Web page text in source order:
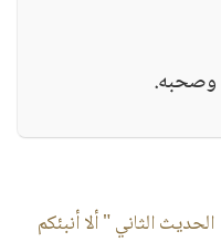
وصحبه.
الحديث الثاني " ألا أنبئكم